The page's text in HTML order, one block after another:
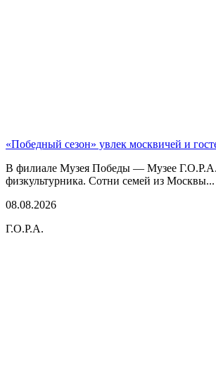
«Победный сезон» увлек москвичей и
В филиале Музея Победы — Музее
физкультурника. Сотни семей из Москвы...
08.08.2026
Г.О.Р.А.